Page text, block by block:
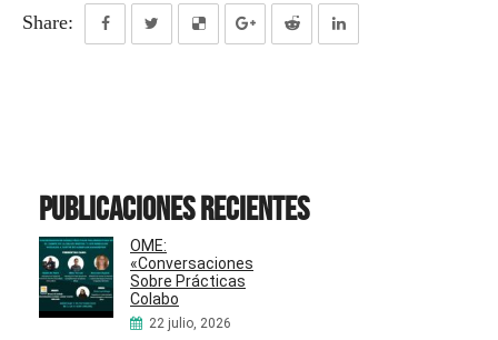
Share:
Publicaciones recientes
OME:
«Conversaciones
Sobre Prácticas
Colabo
22 julio, 2026